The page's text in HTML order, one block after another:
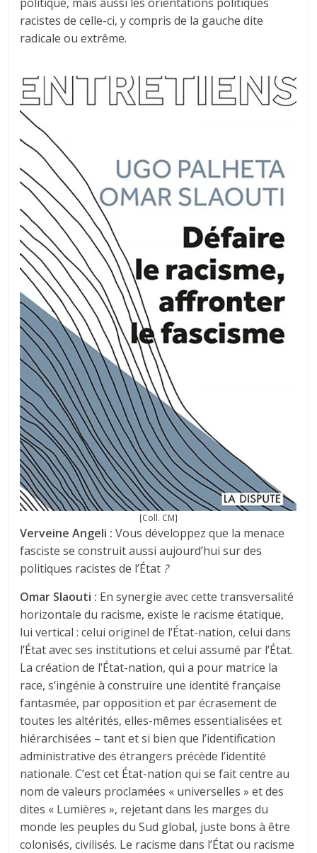
racistes de celle-ci, y compris de la gauche dite
radicale ou extrême.
[Coll. CM]
Verveine Angeli : Vous développez que la menace
fasciste se construit aussi aujourd’hui sur des
politiques racistes de l’État ?
Omar Slaouti : En synergie avec cette transversalité
horizontale du racisme, existe le racisme étatique,
lui vertical : celui originel de l’État-nation, celui dans
l’État avec ses institutions et celui assumé par l’État.
La création de l’État-nation, qui a pour matrice la
race, s’ingénie à construire une identité française
fantasmée, par opposition et par écrasement de
toutes les altérités, elles-mêmes essentialisées et
hiérarchisées – tant et si bien que l’identification
administrative des étrangers précède l’identité
nationale. C’est cet État-nation qui se fait centre au
nom de valeurs proclamées « universelles » et des
dites « Lumières », rejetant dans les marges du
monde les peuples du Sud global, juste bons à être
colonisés, civilisés. Le racisme dans l’État ou racisme